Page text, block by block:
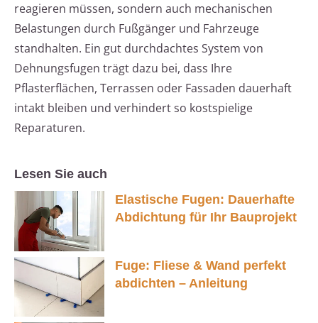
reagieren müssen, sondern auch mechanischen
Belastungen durch Fußgänger und Fahrzeuge
standhalten. Ein gut durchdachtes System von
Dehnungsfugen trägt dazu bei, dass Ihre
Pflasterflächen, Terrassen oder Fassaden dauerhaft
intakt bleiben und verhindert so kostspielige
Reparaturen.
Lesen Sie auch
Elastische Fugen: Dauerhafte
Abdichtung für Ihr Bauprojekt
Fuge: Fliese & Wand perfekt
abdichten – Anleitung